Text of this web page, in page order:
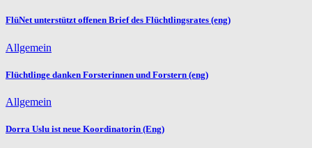
FlüNet unterstützt offenen Brief des Flüchtlingsrates (eng)
Allgemein
Flüchtlinge danken Forsterinnen und Forstern (eng)
Allgemein
Dorra Uslu ist neue Koordinatorin (Eng)